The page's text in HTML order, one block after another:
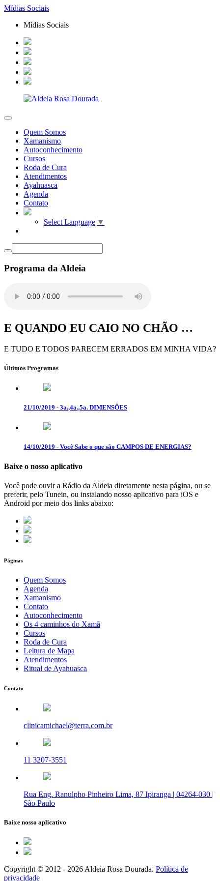
Mídias Sociais
Mídias Sociais
Quem Somos
Xamanismo
Autoconhecimento
Cursos
Roda de Cura
Atendimentos
Ayahuasca
Agenda
Contato
Select Language ▼
Programa da Aldeia
E QUANDO EU CAIO NO CHÃO …
E TUDO E TODOS PARECEM ERRADOS EM MINHA VIDA?
Últimos Programas
21/10/2019 - 3a.,4a.,5a. DIMENSÕES
14/10/2019 - Você Sabe o que são CAMPOS DE ENERGIAS?
Baixe o nosso aplicativo
Você pode ouvir a Rádio da Aldeia diretamente nesta página, ou se
preferir, pelo Tunein, ou instalando nosso aplicativo para iOS e
Android por meio dos links abaixo:
Páginas
Quem Somos
Agenda
Xamanismo
Contato
Autoconhecimento
Os 4 caminhos do Xamã
Cursos
Roda de Cura
Leitura de Mapa
Atendimentos
Ritual de Ayahuasca
Contato
clinicamichael@terra.com.br
11 3207-3551
Rua Eng. Ranulpho Pinheiro Lima, 87 Ipiranga | 04264-030 |
São Paulo
Baixe nosso aplicativo
Copyright © 2012 - 2026 Aldeia Rosa Dourada. Política de
privacidade